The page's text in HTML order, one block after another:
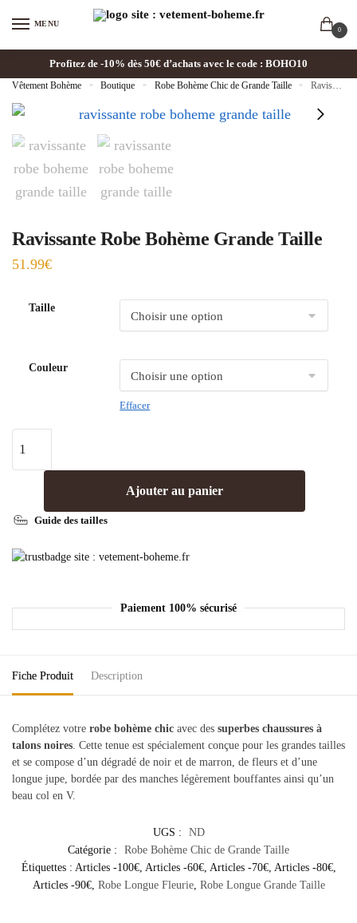
MENU
0
Profitez de -10% dès 50€ d’achats avec le code : BOHO10
Vêtement Bohème » Boutique » Robe Bohème Chic de Grande Taille » Ravissante Robe Bohème Grande Taille
Ravissante Robe Bohème Grande Taille
51.99€
Taille
Couleur
Effacer
Ajouter au panier
Guide des tailles
Paiement 100% sécurisé
Fiche Produit Description
Complétez votre robe bohème chic avec des superbes chaussures à
talons noires. Cette tenue est spécialement conçue pour les grandes tailles
et se compose d’un dégradé de noir et de marron, de fleurs et d’une
longue jupe, bordée par des manches légèrement bouffantes ainsi qu’un
beau col en V.
UGS :
ND
Catégorie :
Robe Bohème Chic de Grande Taille
Étiquettes : Articles -100€, Articles -60€, Articles -70€, Articles -80€,
Articles -90€, Robe Longue Fleurie, Robe Longue Grande Taille